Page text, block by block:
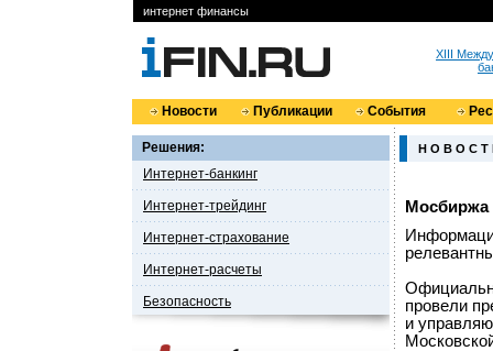
интернет финансы
XIII
Новости Публикации События
Решения:
Интернет-банкинг
Интернет-трейдинг
Интернет-страхование
Интернет-расчеты
Безопасность
Н О В О С Т
Мосбиржа
провели
и